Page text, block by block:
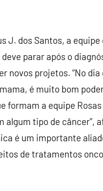
J. dos Santos, a equipe
parar após o
novos projetos. “No
é muito bom
a equipe Rosas
tipo de câncer”,
é um importante
de tratamentos